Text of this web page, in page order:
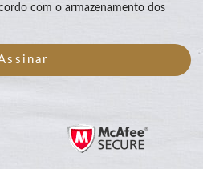
com o armazenamento dos